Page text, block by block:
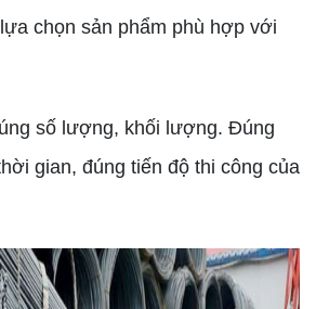
chọn sản phẩm phù hợp với
số lượng, khối lượng. Đúng
gian, đúng tiến độ thi công của